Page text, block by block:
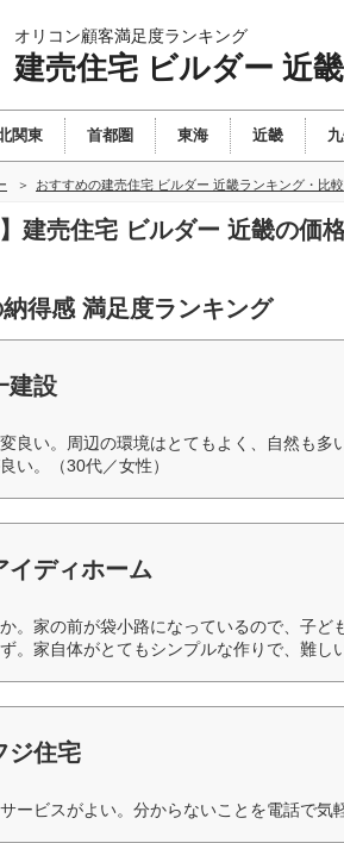
オリコン顧客満足度ランキング
建売住宅 ビルダー 近畿
関東 首都圏 東海 近畿
おすすめの建売住宅 ビルダー 近畿ランキング・比較
】建売住宅 ビルダー 近畿の価
得感 満足度ランキング
建設
良い。周辺の環境はとてもよく、自然も
い。（30代／女性）
イディホーム
。家の前が袋小路になっているので、子
。家自体がとてもシンプルな作りで、難し
ジ住宅
ービスがよい。分からないことを電話で気